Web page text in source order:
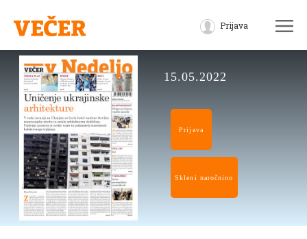
Prijava
15.05.2022
Prijava
Skleni naročnino